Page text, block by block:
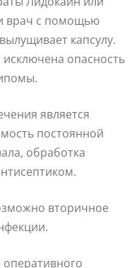
врач с помощью
капсулу.
опасность
является
постоянной
обработка
вторичное
оперативного